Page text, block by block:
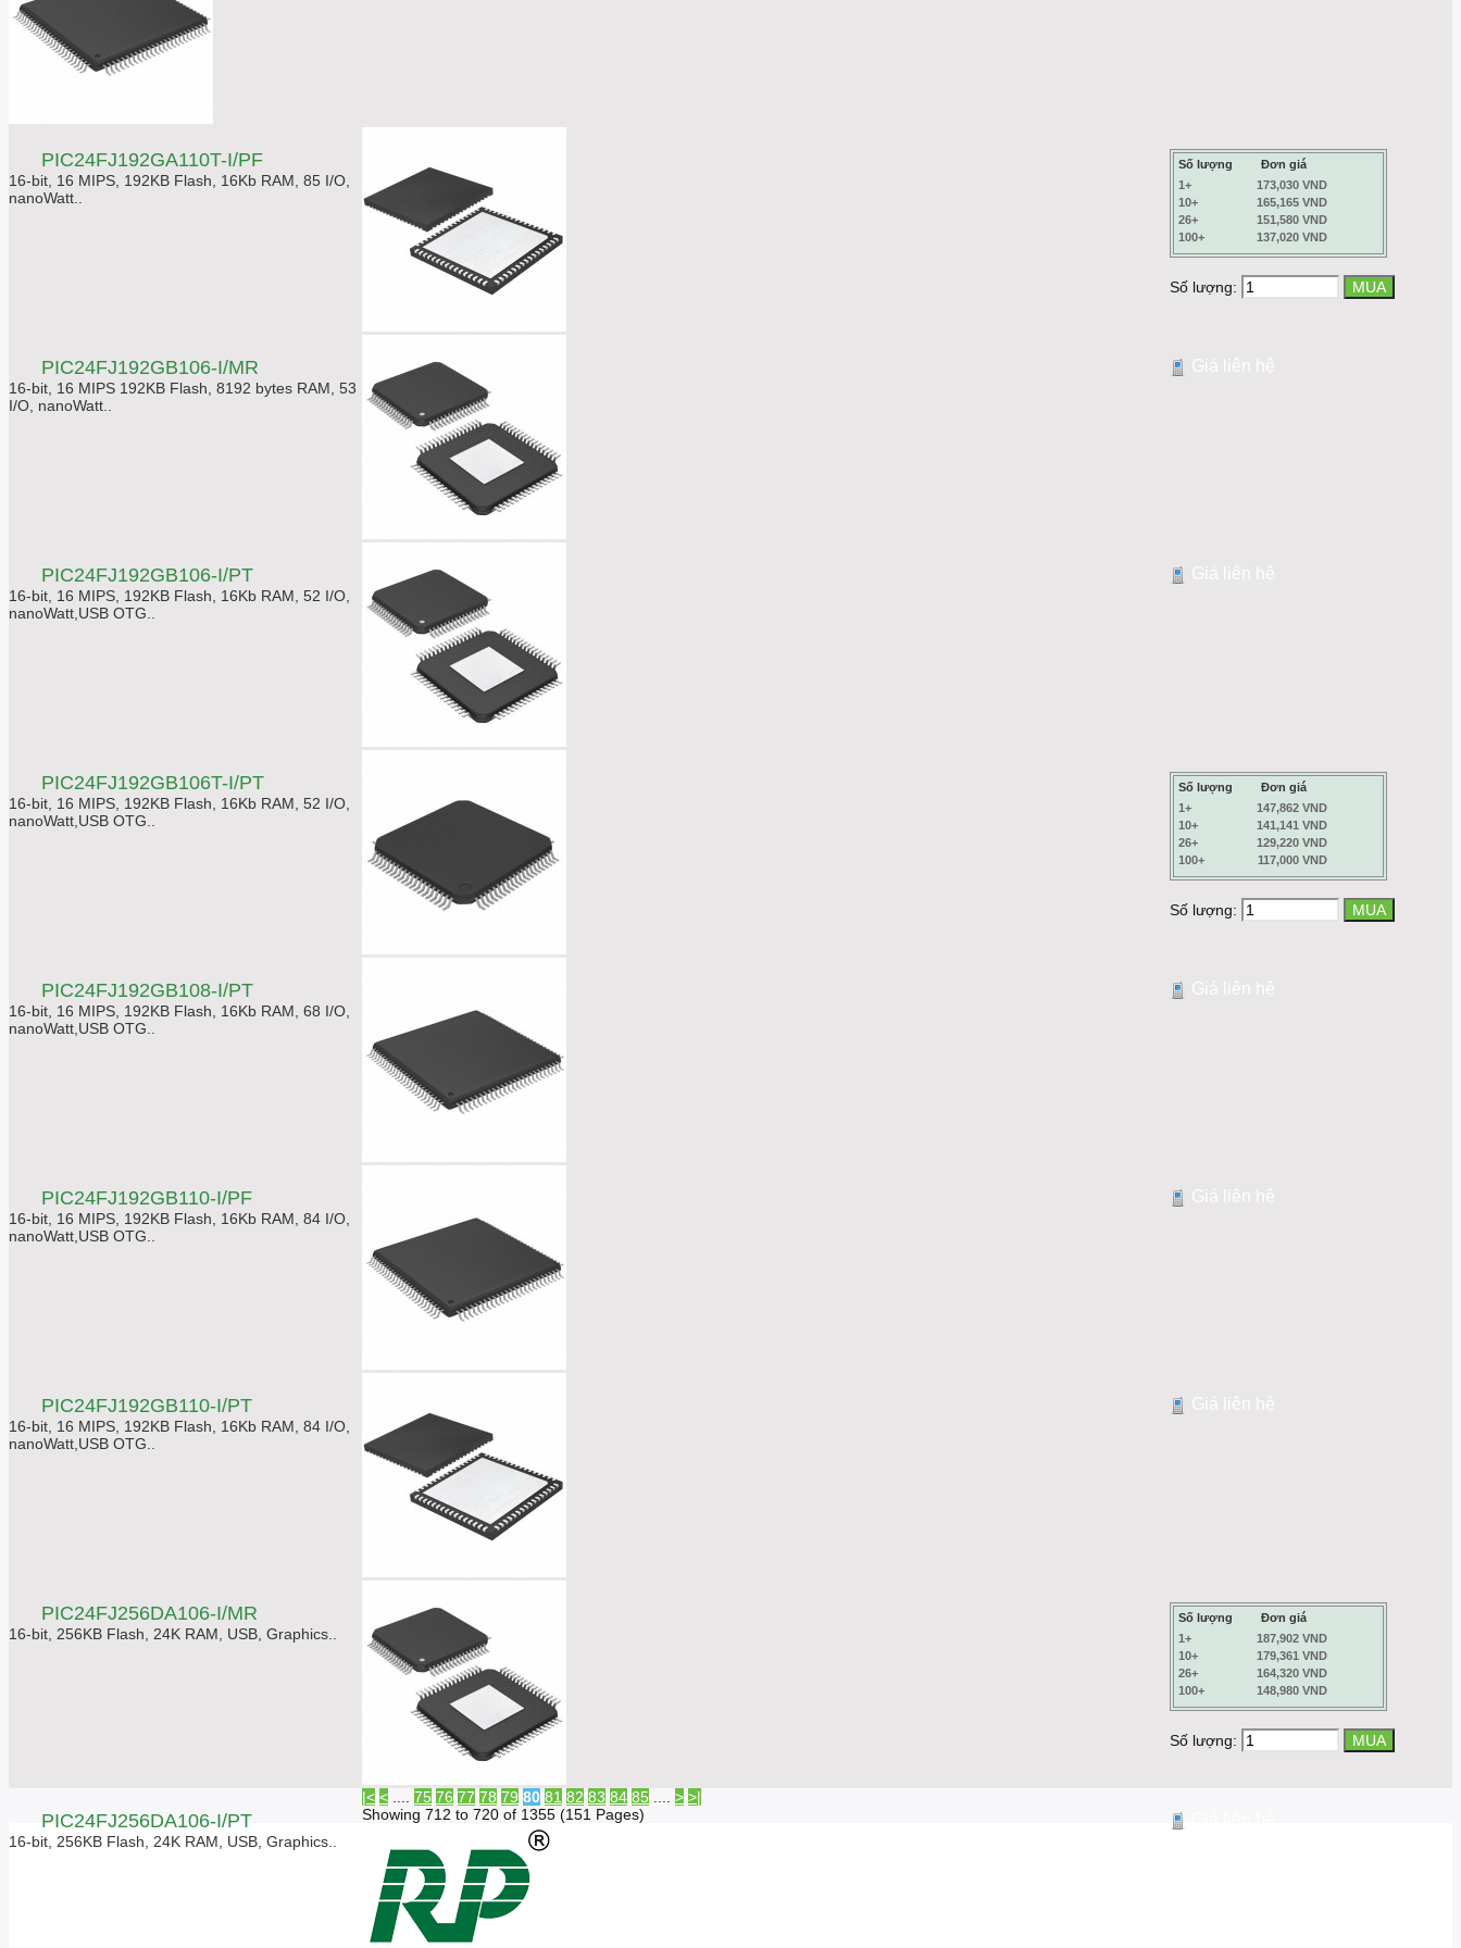
PIC24FJ192GA110T-I/PF
16-bit, 16 MIPS, 192KB Flash, 16Kb RAM, 85 I/O,
nanoWatt..
Số lượng
Đơn giá
1+
173,030 VND
10+
165,165 VND
26+
151,580 VND
100+
137,020 VND
Số lượng:
PIC24FJ192GB106-I/MR
16-bit, 16 MIPS 192KB Flash, 8192 bytes RAM, 53
I/O, nanoWatt..
Giá liên hệ
PIC24FJ192GB106-I/PT
16-bit, 16 MIPS, 192KB Flash, 16Kb RAM, 52 I/O,
nanoWatt,USB OTG..
Giá liên hệ
PIC24FJ192GB106T-I/PT
16-bit, 16 MIPS, 192KB Flash, 16Kb RAM, 52 I/O,
nanoWatt,USB OTG..
Số lượng
Đơn giá
1+
147,862 VND
10+
141,141 VND
26+
129,220 VND
100+
117,000 VND
Số lượng:
PIC24FJ192GB108-I/PT
16-bit, 16 MIPS, 192KB Flash, 16Kb RAM, 68 I/O,
nanoWatt,USB OTG..
Giá liên hệ
PIC24FJ192GB110-I/PF
16-bit, 16 MIPS, 192KB Flash, 16Kb RAM, 84 I/O,
nanoWatt,USB OTG..
Giá liên hệ
PIC24FJ192GB110-I/PT
16-bit, 16 MIPS, 192KB Flash, 16Kb RAM, 84 I/O,
nanoWatt,USB OTG..
Giá liên hệ
PIC24FJ256DA106-I/MR
16-bit, 256KB Flash, 24K RAM, USB, Graphics..
Số lượng
Đơn giá
1+
187,902 VND
10+
179,361 VND
26+
164,320 VND
100+
148,980 VND
Số lượng:
PIC24FJ256DA106-I/PT
16-bit, 256KB Flash, 24K RAM, USB, Graphics..
|< < 75 76 77 78 79 80 81 82 83 84 85 > >|
Showing 712 to 720 of 1355 (151 Pages)